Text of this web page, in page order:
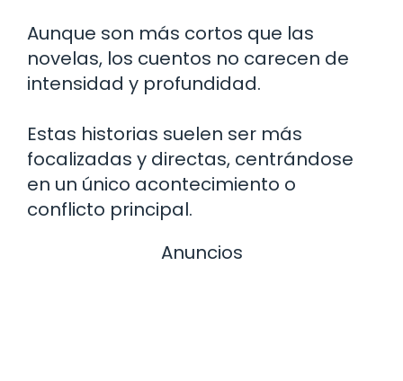
Aunque son más cortos que las
novelas, los cuentos no carecen de
intensidad y profundidad.
Estas historias suelen ser más
focalizadas y directas, centrándose
en un único acontecimiento o
conflicto principal.
Anuncios